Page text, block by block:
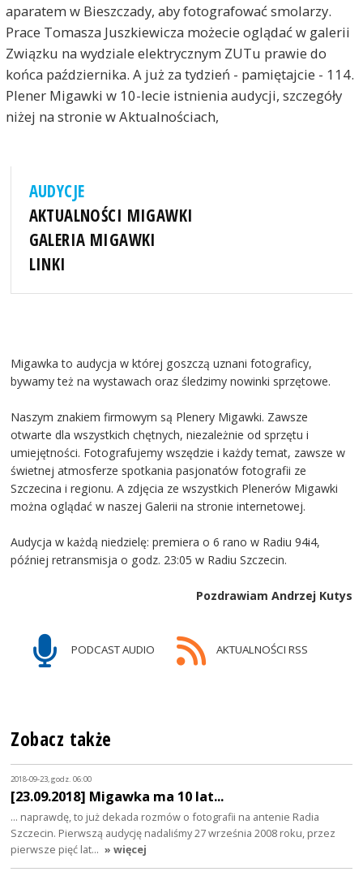
aparatem w Bieszczady, aby fotografować smolarzy.
Prace Tomasza Juszkiewicza możecie oglądać w galerii
Związku na wydziale elektrycznym ZUTu prawie do
końca października. A już za tydzień - pamiętajcie - 114.
Plener Migawki w 10-lecie istnienia audycji, szczegóły
niżej na stronie w Aktualnościach,
AUDYCJE
AKTUALNOŚCI MIGAWKI
GALERIA MIGAWKI
LINKI
Migawka to audycja w której goszczą uznani fotograficy,
bywamy też na wystawach oraz śledzimy nowinki sprzętowe.
Naszym znakiem firmowym są Plenery Migawki. Zawsze
otwarte dla wszystkich chętnych, niezależnie od sprzętu i
umiejętności. Fotografujemy wszędzie i każdy temat, zawsze w
świetnej atmosferze spotkania pasjonatów fotografii ze
Szczecina i regionu. A zdjęcia ze wszystkich Plenerów Migawki
można oglądać w naszej Galerii na stronie internetowej.
Audycja w każdą niedzielę: premiera o 6 rano w Radiu 94i4,
później retransmisja o godz. 23:05 w Radiu Szczecin.
Pozdrawiam Andrzej Kutys
PODCAST AUDIO AKTUALNOŚCI RSS
Zobacz także
2018-09-23, godz. 06:00
[23.09.2018] Migawka ma 10 lat...
... naprawdę, to już dekada rozmów o fotografii na antenie Radia
Szczecin. Pierwszą audycję nadaliśmy 27 września 2008 roku, przez
pierwsze pięć lat… » więcej